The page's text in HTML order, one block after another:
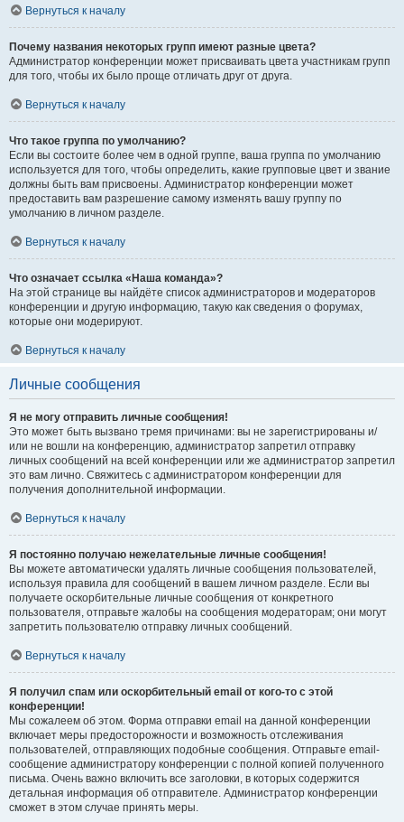
Вернуться к началу
Почему названия некоторых групп имеют разные цвета?
Администратор конференции может присваивать цвета участникам групп
для того, чтобы их было проще отличать друг от друга.
Вернуться к началу
Что такое группа по умолчанию?
Если вы состоите более чем в одной группе, ваша группа по умолчанию
используется для того, чтобы определить, какие групповые цвет и звание
должны быть вам присвоены. Администратор конференции может
предоставить вам разрешение самому изменять вашу группу по
умолчанию в личном разделе.
Вернуться к началу
Что означает ссылка «Наша команда»?
На этой странице вы найдёте список администраторов и модераторов
конференции и другую информацию, такую как сведения о форумах,
которые они модерируют.
Вернуться к началу
Личные сообщения
Я не могу отправить личные сообщения!
Это может быть вызвано тремя причинами: вы не зарегистрированы и/
или не вошли на конференцию, администратор запретил отправку
личных сообщений на всей конференции или же администратор запретил
это вам лично. Свяжитесь с администратором конференции для
получения дополнительной информации.
Вернуться к началу
Я постоянно получаю нежелательные личные сообщения!
Вы можете автоматически удалять личные сообщения пользователей,
используя правила для сообщений в вашем личном разделе. Если вы
получаете оскорбительные личные сообщения от конкретного
пользователя, отправьте жалобы на сообщения модераторам; они могут
запретить пользователю отправку личных сообщений.
Вернуться к началу
Я получил спам или оскорбительный email от кого-то с этой
конференции!
Мы сожалеем об этом. Форма отправки email на данной конференции
включает меры предосторожности и возможность отслеживания
пользователей, отправляющих подобные сообщения. Отправьте email-
сообщение администратору конференции с полной копией полученного
письма. Очень важно включить все заголовки, в которых содержится
детальная информация об отправителе. Администратор конференции
сможет в этом случае принять меры.